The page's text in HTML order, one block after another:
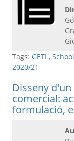
Tags: GETI ,
2020/21
Disseny
comercial:
formulació,